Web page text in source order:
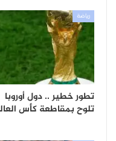
رياضة
تطور خطير .. دول أوروبا
تلوح بمقاطعة كأس